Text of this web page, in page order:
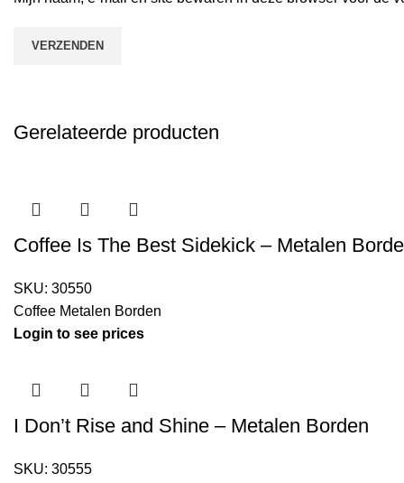
Gerelateerde producten
Coffee Is The Best Sidekick – Metalen
SKU: 30550
Coffee Metalen Borden
Login to see prices
I Don’t Rise and Shine – Metalen Borden
SKU: 30555